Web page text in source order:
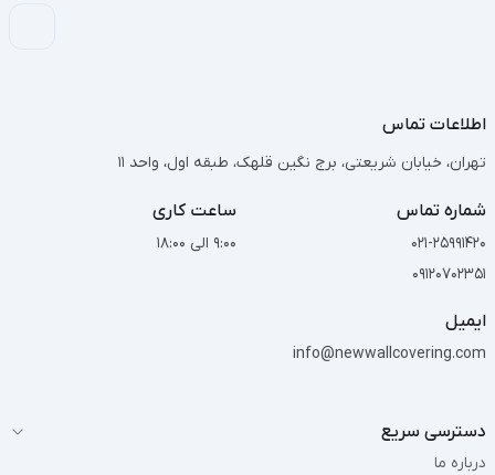
اطلاعات تماس
تهران، خیابان شریعتی، برج نگین قلهک، طبقه اول، واحد 11
شماره تماس
021-25991420
09120702351
ساعت کاری
9:00 الی 18:00
ایمیل
info@newwallcovering.com
دسترسی سریع
درباره ما